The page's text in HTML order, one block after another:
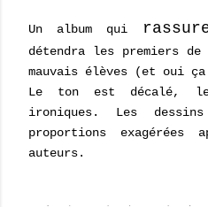
Un album qui
détendra les premiers
mauvais élèves (et oui
Le ton est décalé,
ironiques. Les
proportions exagérées
auteurs.